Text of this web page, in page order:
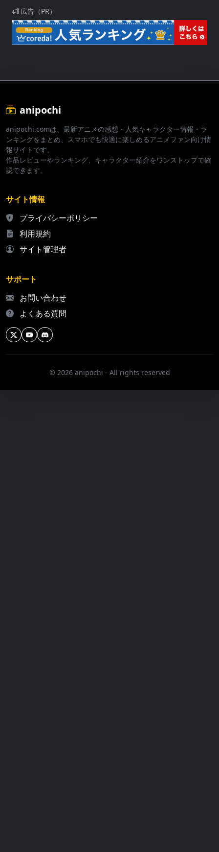
広告（PR）
anipochi
anipochi.comは、最新アニメの感想・人気キャラクター情報・ラ
ンキングをまとめ、スマホでも快適に楽しめるアニメファン向け情
報サイトです。
作品レビューやランキング、キャラクター紹介をワンストップで確
認できます。
サイト情報
プライバシーポリシー
利用規約
サイト管理者
サポート
お問い合わせ
よくある質問
© 2026 anipochi - All rights reserved